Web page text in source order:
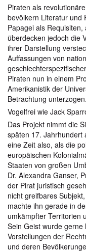
Piraten als
bevölkern Literatur und
Papagei als
überdecken jedoch die
ihrer Darstellung
Auffassungen von
Piraten nun in einem
Amerikanistik der
Betrachtung unterzogen.
Vogelfrei wie Jack
Das Projekt nimmt die
späten 17. Jahrhundert
eine Zeit also, als die
europäischen
Staaten von großen
Dr. Alexandra Ganser,
der Pirat juristisch
nicht greifbares
machte ihn gerade in
umkämpfter Territorien
Sein Geist wurde
Vorstellungen der
und deren